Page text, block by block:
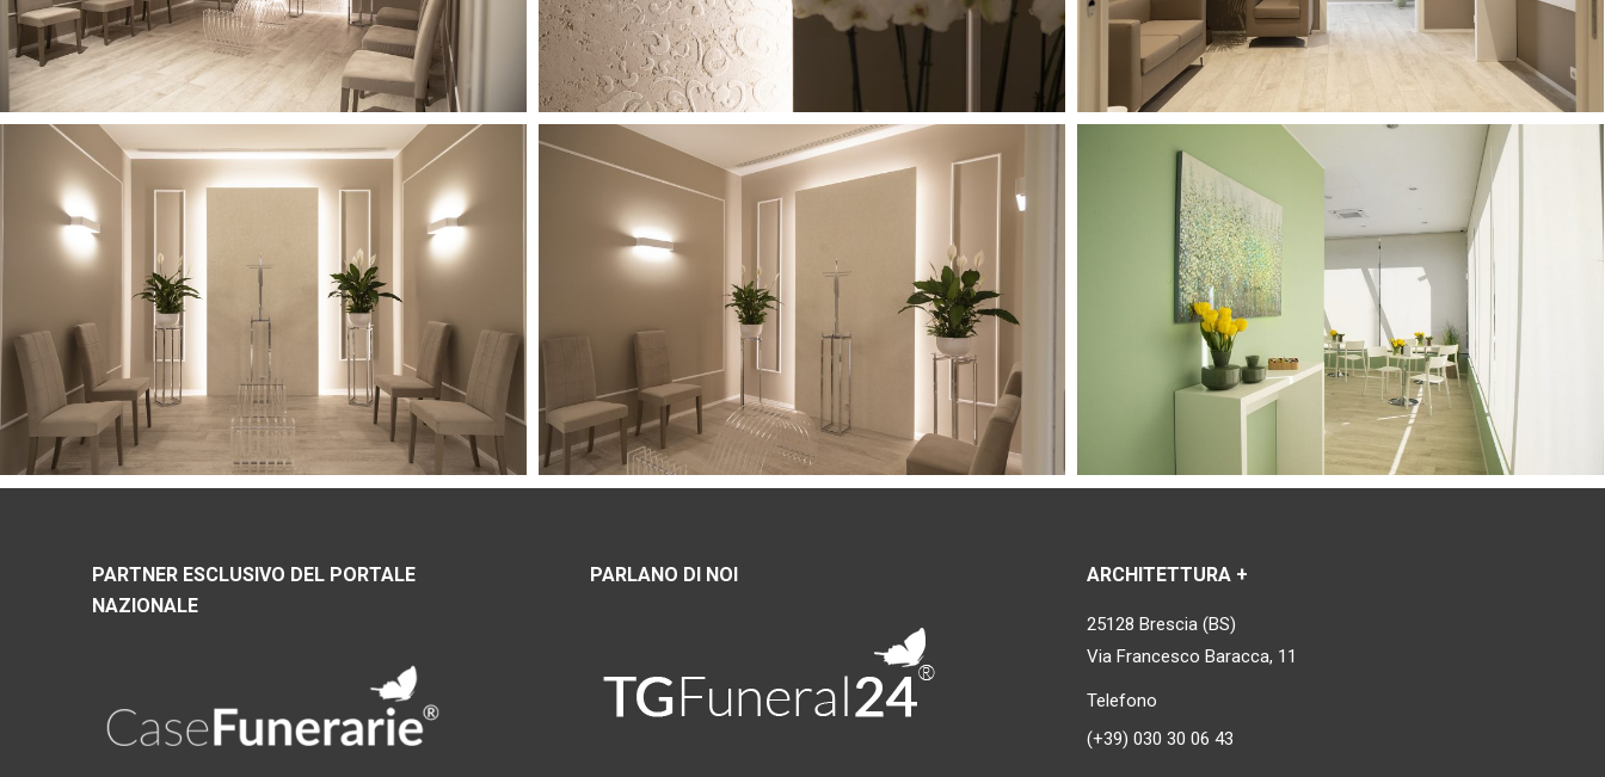
PARTNER ESCLUSIVO DEL PORTALE
NAZIONALE
PARLANO DI NOI ARCHITETTURA +
25128 Brescia (BS)
Via Francesco Baracca, 11
Telefono
(+39) 030 30 06 43